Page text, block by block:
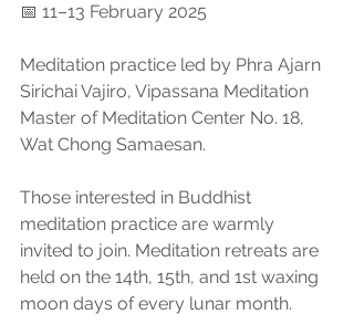
📅 11–13 February 2025
Meditation practice led by Phra Ajarn
Sirichai Vajiro, Vipassana Meditation
Master of Meditation Center No. 18,
Wat Chong Samaesan.
Those interested in Buddhist
meditation practice are warmly
invited to join. Meditation retreats are
held on the 14th, 15th, and 1st waxing
moon days of every lunar month.